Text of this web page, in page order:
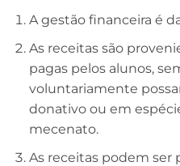
A gestão financeira é
As receitas são
pagas pelos alunos,
voluntariamente
donativo ou em
mecenato.
As receitas podem ser